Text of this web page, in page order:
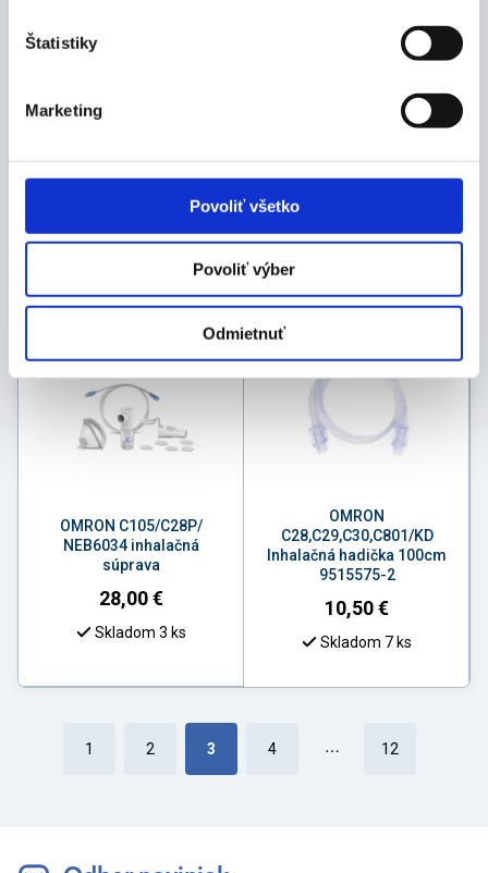
Štatistiky
Marketing
Povoliť všetko
Povoliť výber
Odmietnuť
lekársky bezortuťový
OMRON balónik a
hadička k tlakomeru
OMRON C105/C28P/
NEB6034 inhalačná
súprava
28,00€
Skladom 3 ks
OMRON
C28,C29,C30,C801/KD
Inhalačná hadička 100cm
9515575-2
10,50€
Skladom 7 ks
1 2 3 4 … 12